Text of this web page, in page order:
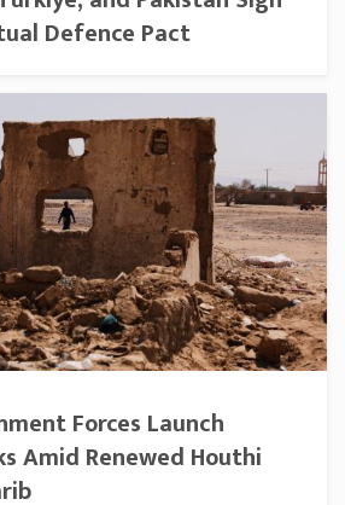
Defence Pact
Forces Launch
Amid Renewed Houthi